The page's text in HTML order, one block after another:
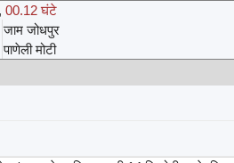
,00.12 घंटे
जाम जोधपुर
पाणेली मोटी